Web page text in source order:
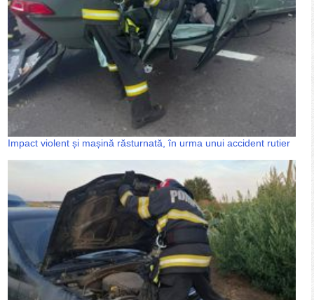
Impact violent și mașină răsturnată, în urma unui accident rutier